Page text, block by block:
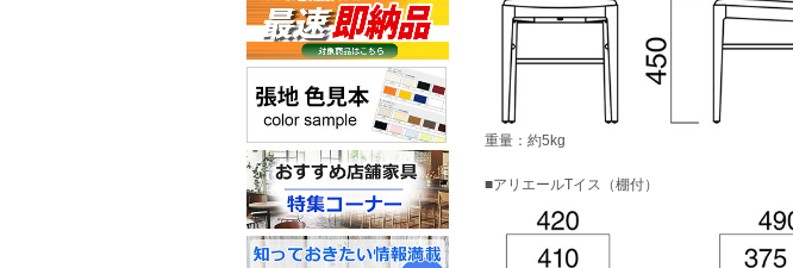
重量：約5kg
■アリエールTイス（棚付）